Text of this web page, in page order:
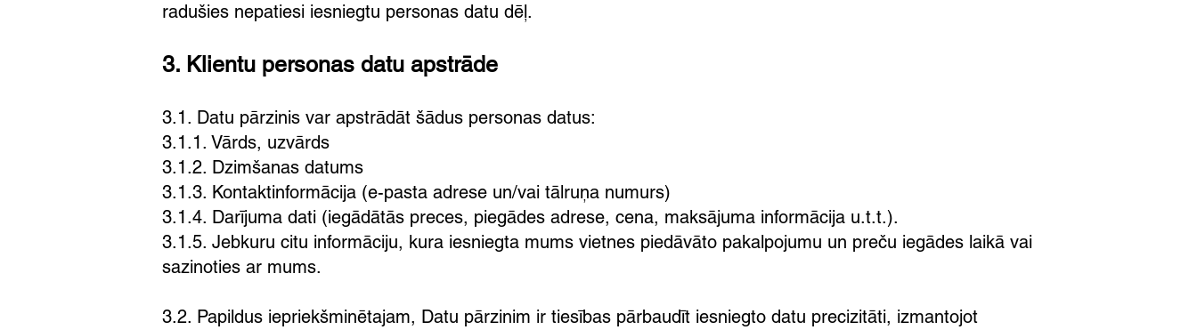
radušies nepatiesi iesniegtu personas datu dēļ.
3. Klientu personas datu apstrāde
3.1. Datu pārzinis var apstrādāt šādus personas datus:
3.1.1. Vārds, uzvārds
3.1.2. Dzimšanas datums
3.1.3. Kontaktinformācija (e-pasta adrese un/vai tālruņa numurs)
3.1.4. Darījuma dati (iegādātās preces, piegādes adrese, cena, maksājuma informācija u.t.t.).
3.1.5. Jebkuru citu informāciju, kura iesniegta mums vietnes piedāvāto pakalpojumu un preču iegādes laikā vai
sazinoties ar mums.
3.2. Papildus iepriekšminētajam, Datu pārzinim ir tiesības pārbaudīt iesniegto datu precizitāti, izmantojot